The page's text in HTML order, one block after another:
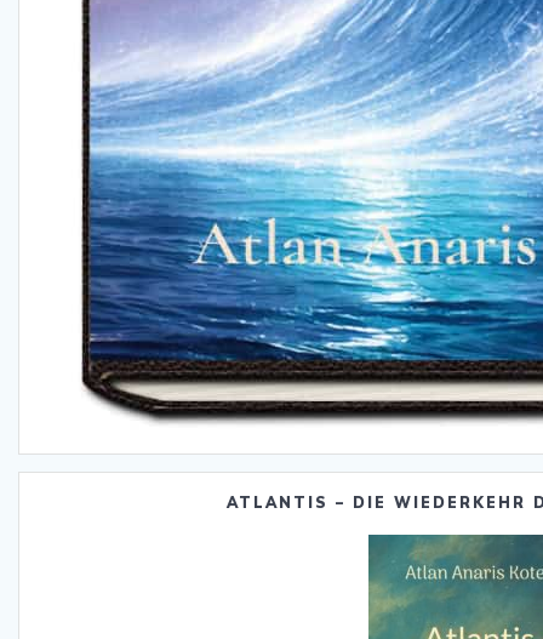
ATLANTIS – DIE WIEDERKEHR